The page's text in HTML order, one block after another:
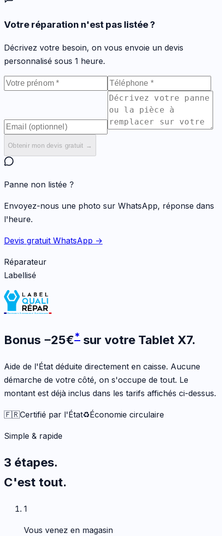
Votre réparation n'est pas listée ?
Décrivez votre besoin, on vous envoie un devis
personnalisé sous 1 heure.
Obtenir mon devis gratuit →
Panne non listée ?
Envoyez-nous une photo sur WhatsApp, réponse dans
l'heure.
Devis gratuit WhatsApp →
Réparateur
Labellisé
Bonus −25€* sur votre Tablet X7.
Aide de l'État déduite directement en caisse. Aucune
démarche de votre côté, on s'occupe de tout. Le
montant est déjà inclus dans les tarifs affichés ci-dessus.
🇫🇷Certifié par l'État♻️Économie circulaire
Simple & rapide
3 étapes.
C'est tout.
1
Vous venez en magasin